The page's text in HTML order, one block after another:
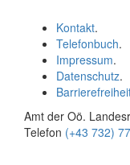
Kontakt.
Telefonbuch.
Impressum.
Datenschutz.
Amt der Oö.
Telefon (+43 732)